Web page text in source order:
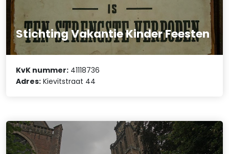
Stichting Vakantie Kinder Feesten
KvK nummer: 41118736
Adres: Kievitstraat 44